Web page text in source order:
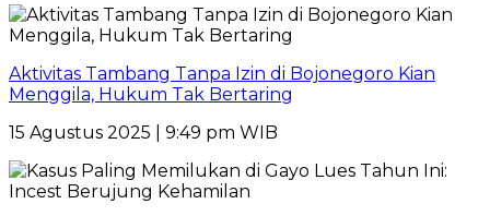
Aktivitas Tambang Tanpa Izin di Bojonegoro Kian
Menggila, Hukum Tak Bertaring
15 Agustus 2025 | 9:49 pm WIB